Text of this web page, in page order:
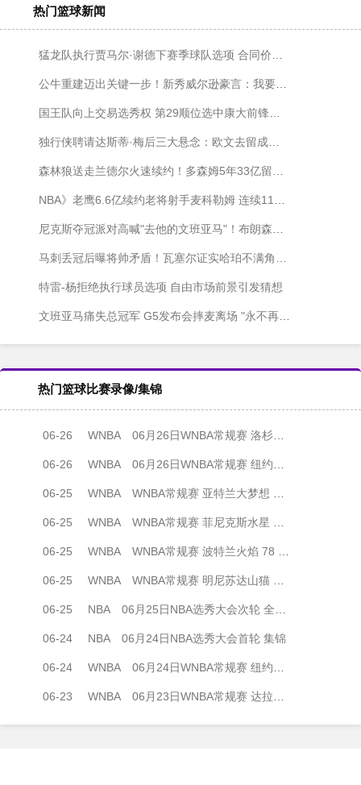
热门篮球新闻
猛龙队执行贾马尔·谢德下赛季球队选项 合同价值230万美元
公牛重建迈出关键一步！新秀威尔逊豪言：我要成为下一个乔丹
国王队向上交易选秀权 第29顺位选中康大前锋卡拉班
独行侠聘请达斯蒂·梅后三大悬念：欧文去留成焦点 选秀策略引猜想
森林狼送走兰德尔火速续约！多森姆5年33亿留守明尼苏达
NBA》老鹰6.6亿续约老将射手麦科勒姆 连续11赛季命中150+三分创近十年纪录
尼克斯夺冠派对高喊"去他的文班亚马"！布朗森举杯嘲讽马刺引争议
马刺丢冠后曝将帅矛盾！瓦塞尔证实哈珀不满角色定位
特雷-杨拒绝执行球员选项 自由市场前景引发猜想
文班亚马痛失总冠军 G5发布会摔麦离场 "永不再见"引争议
热门篮球比赛录像/集锦
06-26 WNBA 06月26日WNBA常规赛 洛杉矶火花 97 - 125 多伦多节奏 集锦
06-26 WNBA 06月26日WNBA常规赛 纽约自由人 88 - 99 西雅图风暴 集锦
06-25 WNBA WNBA常规赛 亚特兰大梦想 66 - 77 金州女武神 全场集锦
06-25 WNBA WNBA常规赛 菲尼克斯水星 111 - 109 印第安纳狂热 全场集锦
06-25 WNBA WNBA常规赛 波特兰火焰 78 - 101 芝加哥天空 全场集锦
06-25 WNBA WNBA常规赛 明尼苏达山猫 78 - 76 华盛顿神秘人 全场集锦
06-25 NBA 06月25日NBA选秀大会次轮 全场录像
06-24 NBA 06月24日NBA选秀大会首轮 集锦
06-24 WNBA 06月24日WNBA常规赛 纽约自由人87-76拉斯维加斯王牌 全场集锦
06-23 WNBA 06月23日WNBA常规赛 达拉斯飞翼112-110西雅图风暴 全场集锦